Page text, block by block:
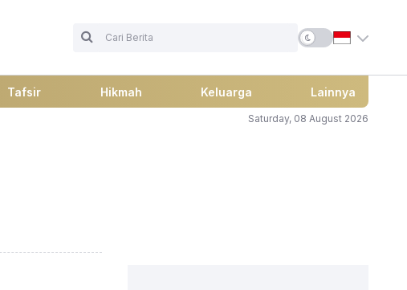
Tafsir Hikmah Keluarga Lainnya
Saturday, 08 August 2026